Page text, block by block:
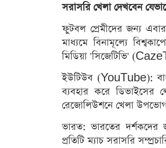
সরাসরি খেলা দেখবেন
ফুটবল প্রেমীদের জন্য
মাধ্যমে বিনামূল্যে
মিডিয়া 'সিজেটিভি'
ইউটিউব (YouTube):
ব্যবহার করে
রেজোলিউশনে খেলা
ভারত: ভারতের দর্শকদের
প্রতিটি ম্যাচ সরাসরি